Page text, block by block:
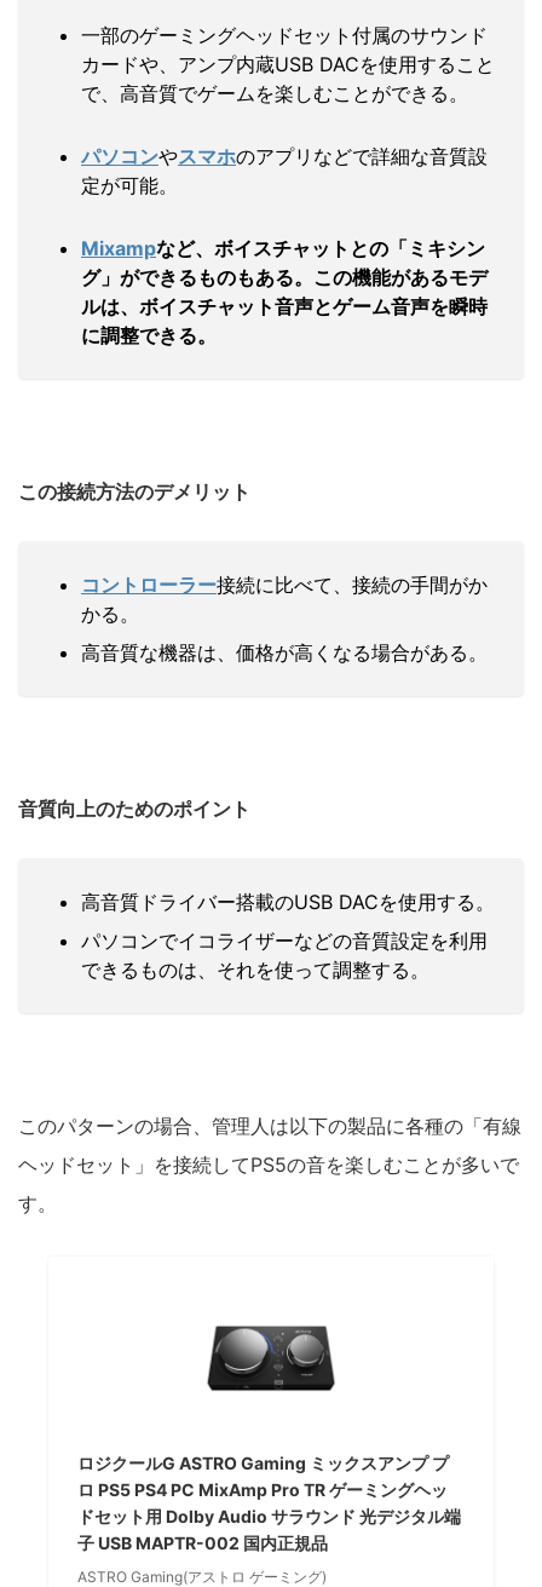
一部のゲーミングヘッドセット付属のサウンド
カードや、アンプ内蔵USB DACを使用すること
で、高音質でゲームを楽しむことができる。
パソコンやスマホのアプリなどで詳細な音質設
定が可能。
Mixampなど、ボイスチャットとの「ミキシン
グ」ができるものもある。この機能があるモデ
ルは、ボイスチャット音声とゲーム音声を瞬時
に調整できる。
この接続方法のデメリット
コントローラー接続に比べて、接続の手間がか
かる。
高音質な機器は、価格が高くなる場合がある。
音質向上のためのポイント
高音質ドライバー搭載のUSB DACを使用する。
パソコンでイコライザーなどの音質設定を利用
できるものは、それを使って調整する。
このパターンの場合、管理人は以下の製品に各種の「有線
ヘッドセット」を接続してPS5の音を楽しむことが多いで
す。
ロジクールG ASTRO Gaming ミックスアンプ プ
ロ PS5 PS4 PC MixAmp Pro TR ゲーミングヘッ
ドセット用 Dolby Audio サラウンド 光デジタル端
子 USB MAPTR-002 国内正規品
ASTRO Gaming(アストロ ゲーミング)